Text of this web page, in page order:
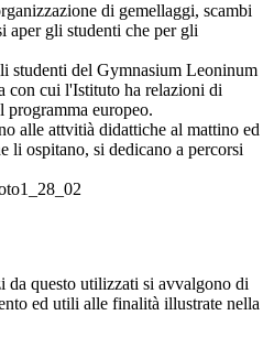
di gemellaggi, scambi
aper gli studenti che per gli
studenti del Gymnasium Leoninum
con cui l'Istituto ha relazioni di
europeo.
alle attvitià didattiche al mattino ed
li ospitano, si dedicano a percorsi
da questo utilizzati si avvalgono di
ed utili alle finalità illustrate nella